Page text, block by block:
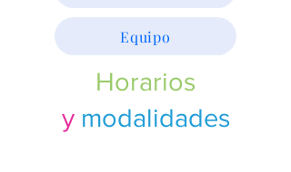
Equipo
Horarios
ymodalidades